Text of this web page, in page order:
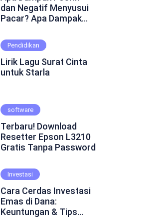
dan Negatif Menyusui
Pacar? Apa Dampak
Menyusui Pacar?
Mungkin ini adalah
pertanyaan yang
muncul dalam
fenomena yang cukup
kontroversial dalam
hubungan asmara.
Beberapa orang
percaya bahwa
menyusui pacar dapat
emosional dan
menghadirkan
keintiman yang lebih
dalam. Namun, ada juga
yang skeptis dan
Pendidikan
Lirik Lagu Surat Cinta
untuk Starla
software
Terbaru! Download
Resetter Epson L3210
Gratis Tanpa Password
Investasi
Cara Cerdas Investasi
Emas di Dana:
Keuntungan & Tips